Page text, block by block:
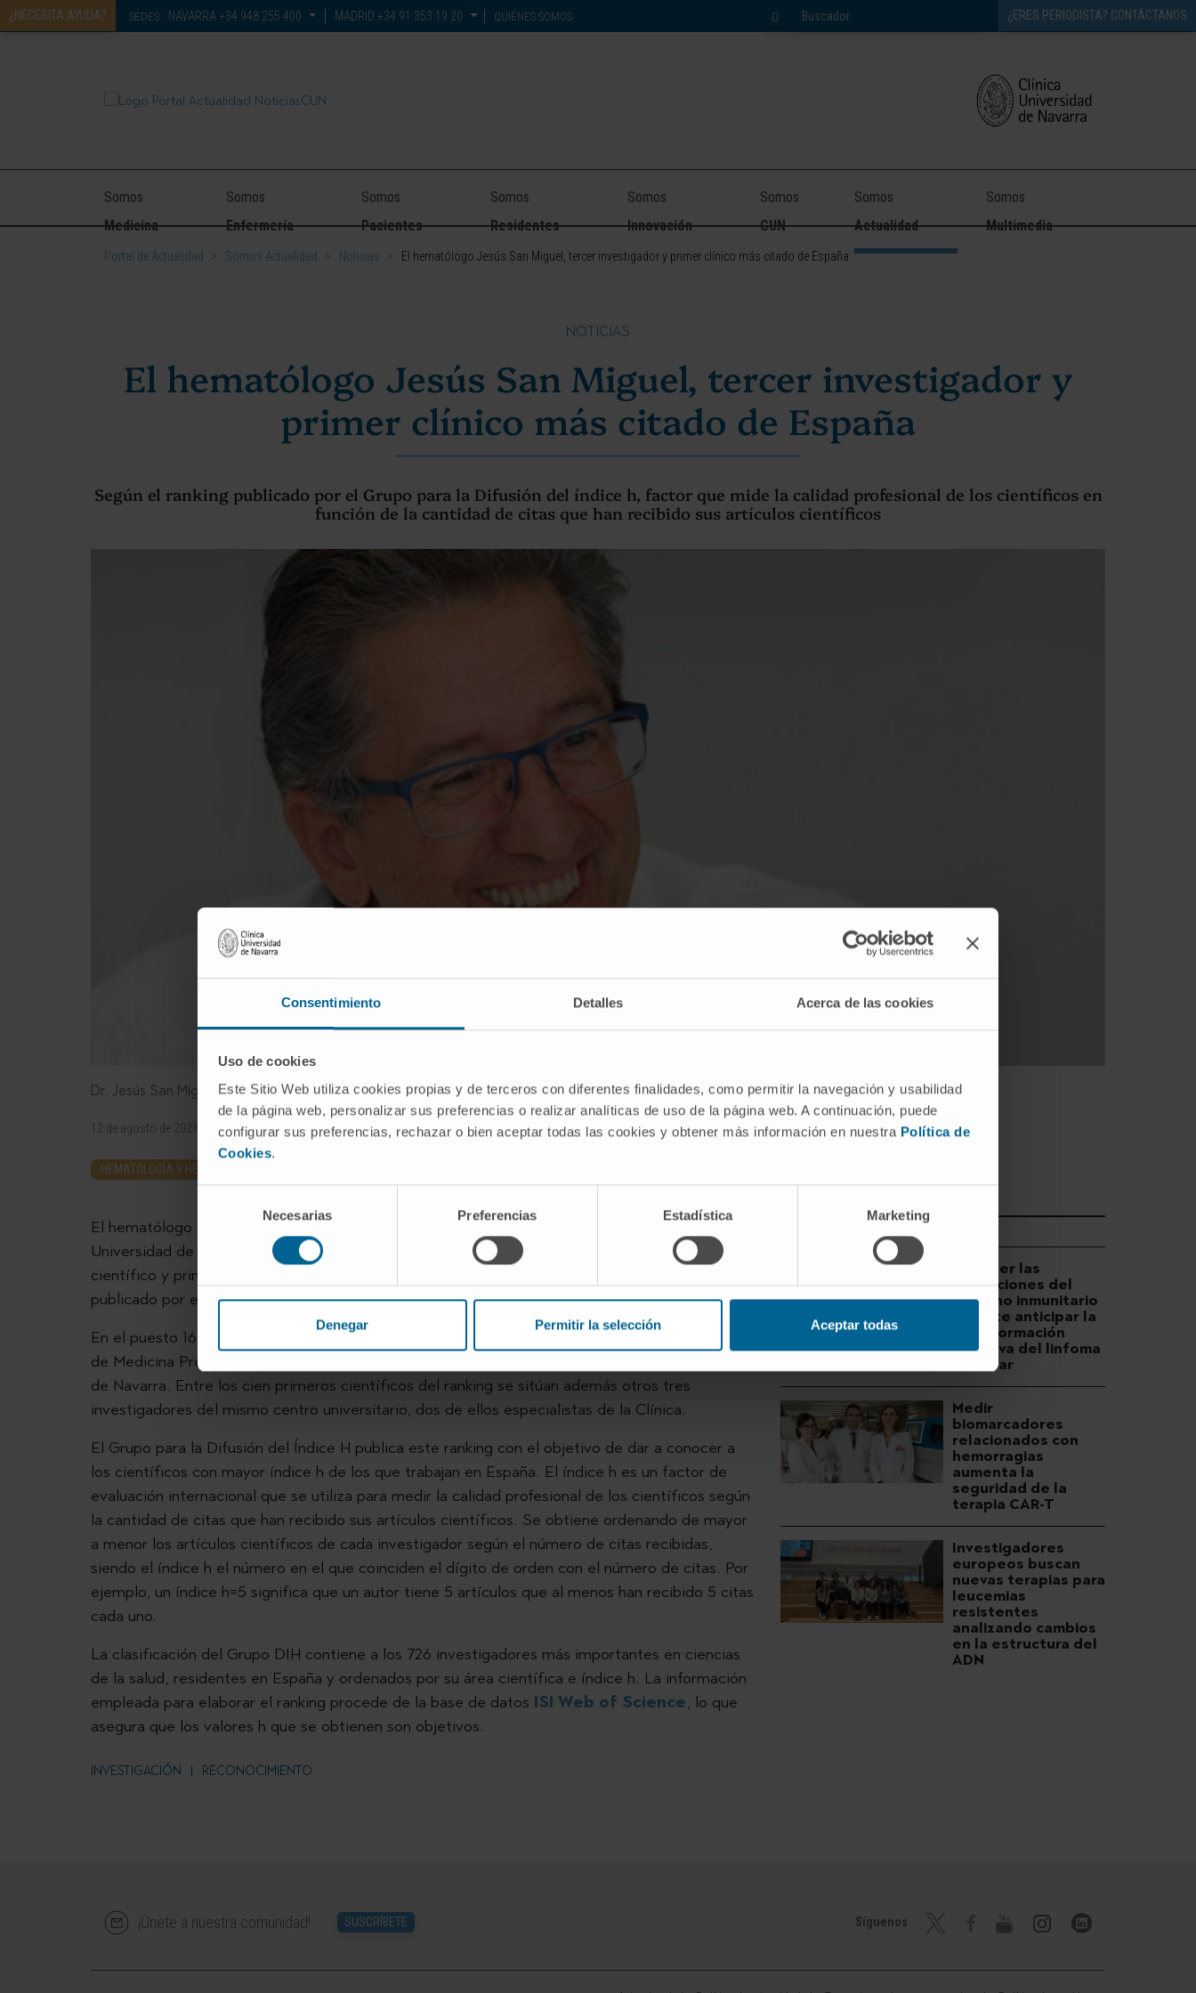
Consentimiento Detalles Acerca de las cookies
Uso de cookies
Este Sitio Web utiliza cookies propias y de terceros con diferentes finalidades, como permitir la navegación y usabilidad
de la página web, personalizar sus preferencias o realizar analíticas de uso de la página web. A continuación, puede
configurar sus preferencias, rechazar o bien aceptar todas las cookies y obtener más información en nuestra Política de
Cookies.
consentimiento
Necesarias Preferencias Estadística Marketing
Denegar Permitir la selección Aceptar todas
¿NECESITA AYUDA? SEDES: NAVARRA +34 948 255 400 MADRID +34 91 353 19 20 QUIÉNES SOMOS ¿ERES PERIODISTA? CONTÁCTANOS
Somos
Medicina
Somos
Enfermería
Somos
Pacientes
Somos
Residentes
Somos
Innovación
Somos
CUN
Somos
Actualidad
Somos
Multimedia
Portal de Actualidad > Somos Actualidad > Noticias > El hematólogo Jesús San Miguel, tercer investigador y primer clínico más citado de España
NOTICIAS
El hematólogo Jesús San Miguel, tercer investigador y
primer clínico más citado de España
Según el ranking publicado por el Grupo para la Difusión del índice h, factor que mide la calidad profesional de los científicos en
función de la cantidad de citas que han recibido sus artículos científicos
Dr. Jesús San Miguel, hematólogo y director de Medicina Clínica y Traslacional de la Universidad de Navarra.
12 de agosto de 2021
HEMATOLOGÍA Y HEMOTERAPIA
El hematólogo Jesús San Miguel Izquierdo
, director de Medicina Clínica y Traslacional de la
Universidad de Navarra y director médico de la Clínica Universidad de Navarra, es el tercer
científico y primer especialista clínico en activo de España más citado, según el ranking
publicado por el Grupo para la Difusión de Índice H (DIH).
En el puesto 16 de dicha clasificación figura el Dr. Miguel Ángel Martínez González, catedrático
de Medicina Preventiva y Salud Pública y profesor de la Facultad de Medicina de la Universidad
de Navarra. Entre los cien primeros científicos del ranking se sitúan además otros tres
investigadores del mismo centro universitario, dos de ellos especialistas de la Clínica.
El Grupo para la Difusión del Índice H publica este ranking con el objetivo de dar a conocer a
los científicos con mayor índice h de los que trabajan en España. El índice h es un factor de
evaluación internacional que se utiliza para medir la calidad profesional de los científicos según
la cantidad de citas que han recibido sus artículos científicos. Se obtiene ordenando de mayor
a menor los artículos científicos de cada investigador según el número de citas recibidas,
siendo el índice h el número en el que coinciden el dígito de orden con el número de citas. Por
ejemplo, un índice h=5 significa que un autor tiene 5 artículos que al menos han recibido 5 citas
cada uno.
La clasificación del Grupo DIH contiene a los 726 investigadores más importantes en ciencias
de la salud, residentes en España y ordenados por su área científica e índice h. La información
empleada para elaborar el ranking procede de la base de datos ISI Web of Science, lo que
asegura que los valores h que se obtienen son objetivos.
INVESTIGACIÓN RECONOCIMIENTO
+ DESCUBRA MÁS
Conocer las
alteraciones del
entorno inmunitario
permite anticipar la
transformación
agresiva del linfoma
folicular
Medir
biomarcadores
relacionados con
hemorragias
aumenta la
seguridad de la
terapia CAR-T
Investigadores
europeos buscan
nuevas terapias para
leucemias
resistentes
analizando cambios
en la estructura del
ADN
¡Únete a nuestra comunidad! SUSCRÍBETE Síguenos